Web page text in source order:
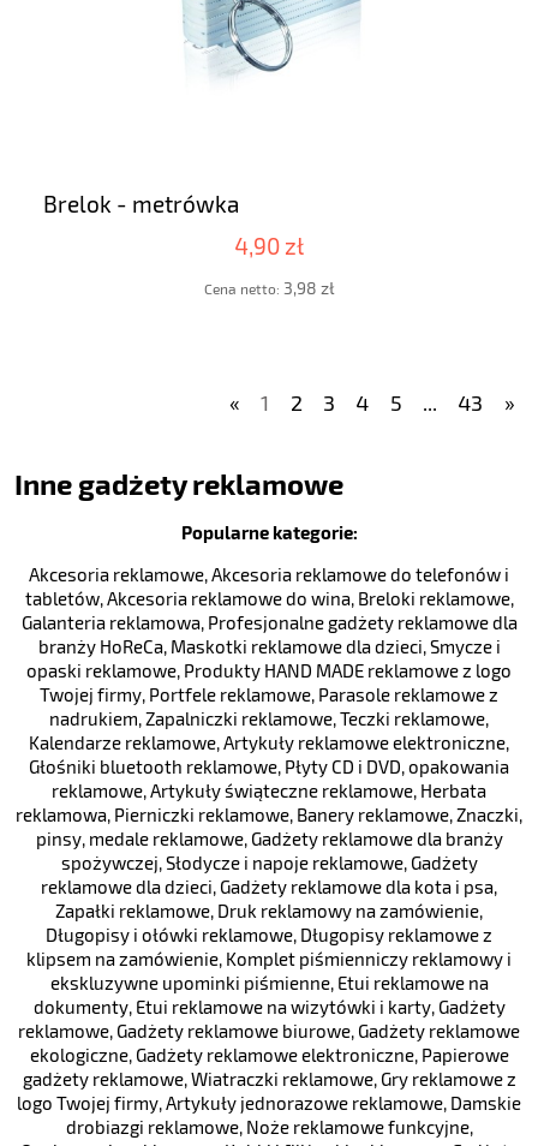
Brelok - metrówka
4,90 zł
Cena netto: 3,98 zł
« 1 2 3 4 5 ... 43 »
Inne gadżety reklamowe
Popularne kategorie:
Akcesoria reklamowe,Akcesoria reklamowe do telefonów i
tabletów,Akcesoria reklamowe do wina, Breloki reklamowe,
Galanteria reklamowa, Profesjonalne gadżety reklamowe dla
branży HoReCa, Maskotki reklamowe dla dzieci,Smycze i
opaski reklamowe, Produkty HAND MADE reklamowe z logo
Twojej firmy, Portfele reklamowe, Parasole reklamowe z
nadrukiem,Zapalniczki reklamowe,Teczki reklamowe,
Kalendarze reklamowe,Artykuły reklamowe elektroniczne,
Głośniki bluetooth reklamowe, Płyty CD i DVD, opakowania
reklamowe,Artykuły świąteczne reklamowe, Herbata
reklamowa, Pierniczki reklamowe, Banery reklamowe,Znaczki,
pinsy, medale reklamowe, Gadżety reklamowe dla branży
spożywczej,Słodycze i napoje reklamowe, Gadżety
reklamowe dla dzieci, Gadżety reklamowe dla kota i psa,
Zapałki reklamowe, Druk reklamowy na zamówienie,
Długopisy i ołówki reklamowe, Długopisy reklamowe z
klipsem na zamówienie, Komplet piśmienniczy reklamowy i
ekskluzywne upominki piśmienne, Etui reklamowe na
dokumenty, Etui reklamowe na wizytówki i karty, Gadżety
reklamowe, Gadżety reklamowe biurowe, Gadżety reklamowe
ekologiczne, Gadżety reklamowe elektroniczne, Papierowe
gadżety reklamowe,Wiatraczki reklamowe, Gry reklamowe z
logo Twojej firmy,Artykuły jednorazowe reklamowe, Damskie
drobiazgi reklamowe, Noże reklamowe funkcyjne,